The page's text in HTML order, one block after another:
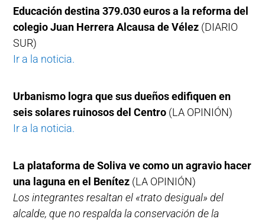
Educación destina 379.030 euros a la reforma del
colegio Juan Herrera Alcausa de Vélez (DIARIO
SUR)
Ir a la noticia.
Urbanismo logra que sus dueños edifiquen en
seis solares ruinosos del Centro (LA OPINIÓN)
Ir a la noticia.
La plataforma de Soliva ve como un agravio hacer
una laguna en el Benítez (LA OPINIÓN)
Los integrantes resaltan el «trato desigual» del
alcalde, que no respalda la conservación de la